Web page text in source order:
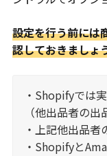
設定を行う前には
認しておきましょ
・Shopifyでは
（他出品者の出
・上記他出品
・Shopifyと